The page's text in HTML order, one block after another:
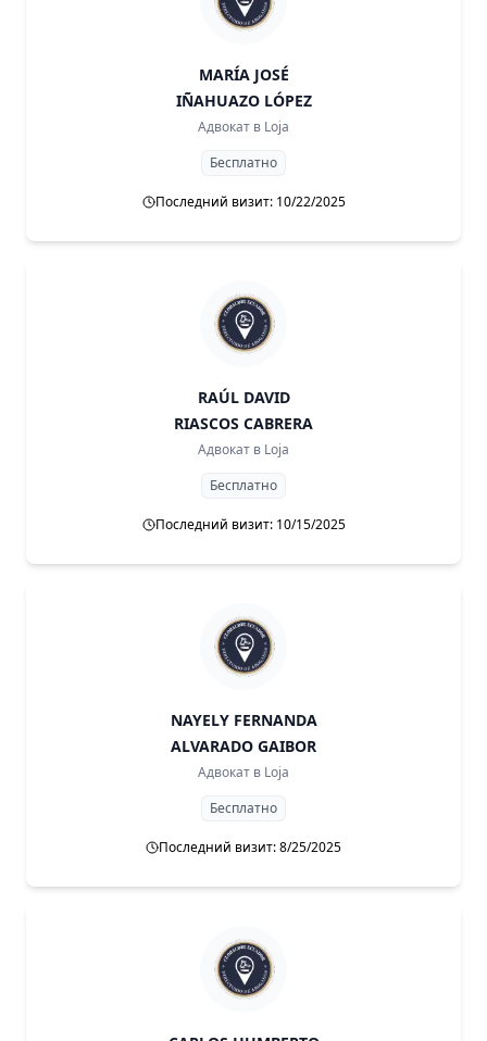
MARÍA JOSÉ
IÑAHUAZO LÓPEZ
Адвокат в Loja
Бесплатно
Последний визит: 10/22/2025
RAÚL DAVID
RIASCOS CABRERA
Адвокат в Loja
Бесплатно
Последний визит: 10/15/2025
NAYELY FERNANDA
ALVARADO GAIBOR
Адвокат в Loja
Бесплатно
Последний визит: 8/25/2025